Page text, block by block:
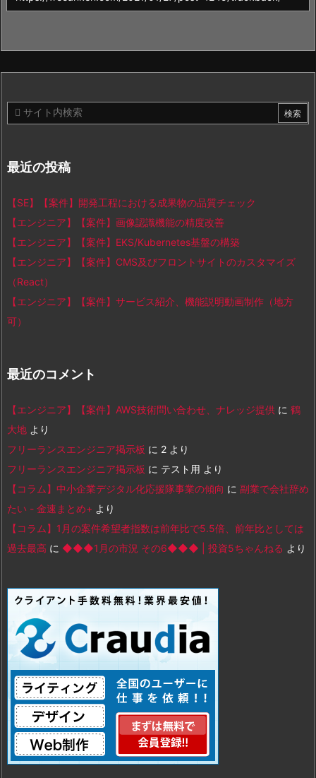
最近の投稿
【SE】【案件】開発工程における成果物の品質チェック
【エンジニア】【案件】画像認識機能の精度改善
【エンジニア】【案件】EKS/Kubernetes基盤の構築
【エンジニア】【案件】CMS及びフロントサイトのカスタマイズ
（React）
【エンジニア】【案件】サービス紹介、機能説明動画制作（地方
可）
最近のコメント
【エンジニア】【案件】AWS技術問い合わせ、ナレッジ提供 に 鶴
大地 より
フリーランスエンジニア掲示板 に 2 より
フリーランスエンジニア掲示板 に テスト用 より
【コラム】中小企業デジタル化応援隊事業の傾向 に 副業で会社辞め
たい - 金速まとめ+ より
【コラム】1月の案件希望者指数は前年比で5.5倍、前年比としては
過去最高 に ◆◆◆1月の市況 その6◆◆◆ | 投資5ちゃんねる より